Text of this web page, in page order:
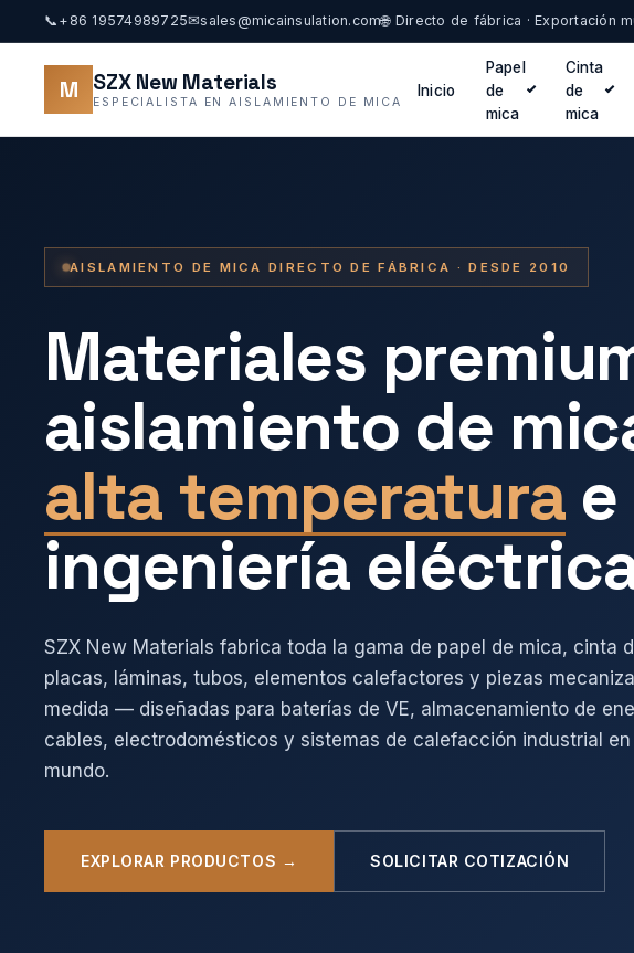
📞 +86 19574989725✉sales@micainsulation.com🌐 Directo de fábrica · Exportación
M SZX New Materials
ESPECIALISTA EN AISLAMIENTO DE MICA
Inicio
Papel
de
mica
Cinta
de
mica
AISLAMIENTO DE MICA DIRECTO DE FÁBRICA · DESDE 2010
Materiales
aislamiento de
alta temperaturae
ingeniería
SZX New Materials fabrica toda la gama de papel de mica, cinta
placas, láminas, tubos, elementos calefactores y piezas
medida — diseñadas para baterías de VE, almacenamiento de
cables, electrodomésticos y sistemas de calefacción industrial en
mundo.
EXPLORAR PRODUCTOS → SOLICITAR COTIZACIÓN